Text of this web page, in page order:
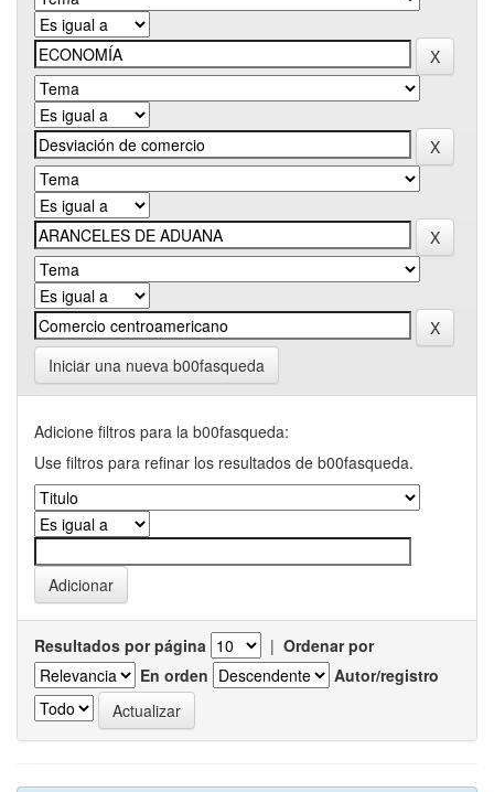
Iniciar una nueva b00fasqueda
Adicione filtros para la b00fasqueda:
Use filtros para refinar los resultados de b00fasqueda.
Resultados por página | Ordenar por
En orden
Autor/registro